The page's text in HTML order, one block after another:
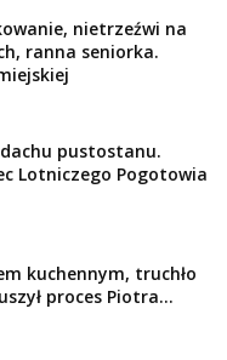
nietrzeźwi na
ranna seniorka.
pustostanu.
Lotniczego Pogotowia
kuchennym, truchło
proces Piotra...